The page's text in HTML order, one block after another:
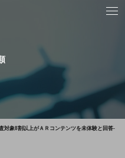
対象8割以上がＡＲコンテンツを未体験と回答-